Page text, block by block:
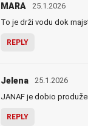
MARA 25.1.2026
To je drži vodu dok
REPLY
Jelena 25.1.2026
JANAF je dobio
REPLY